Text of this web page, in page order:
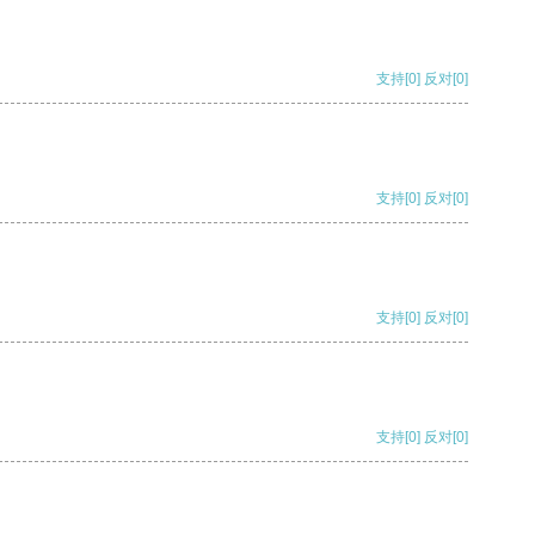
支持[0] 反对[0]
支持[0] 反对[0]
支持[0] 反对[0]
支持[0] 反对[0]